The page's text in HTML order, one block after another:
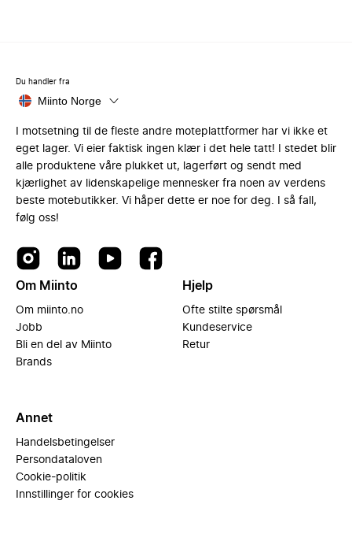
Du handler fra
Miinto Norge
I motsetning til de fleste andre moteplattformer har vi ikke et
eget lager. Vi eier faktisk ingen klær i det hele tatt! I stedet blir
alle produktene våre plukket ut, lagerført og sendt med
kjærlighet av lidenskapelige mennesker fra noen av verdens
beste motebutikker. Vi håper dette er noe for deg. I så fall,
følg oss!
Om Miinto
Om miinto.no
Jobb
Bli en del av Miinto
Brands
Hjelp
Ofte stilte spørsmål
Kundeservice
Retur
Annet
Handelsbetingelser
Persondataloven
Cookie-politik
Innstillinger for cookies